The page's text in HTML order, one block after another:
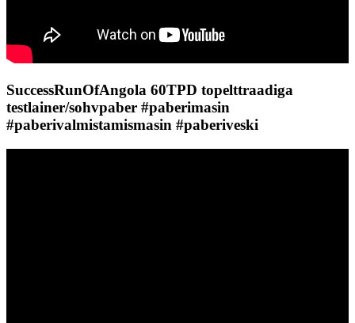
SuccessRunOfAngola 60TPD topelttraadiga
testlainer/sohvpaber #paberimasin
#paberivalmistamismasin #paberiveski